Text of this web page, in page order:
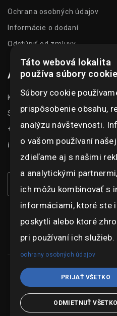
Ochrana osobných údajov
Informácie o dodaní
Odstúpiť od zmluvy
Adresa
Kasarenská 1504/51
Senica 905 01
+421 948 073 915
info@ghexpo.sk
Copyright © ghexpo 2026,
konkurencieschopnosti
Táto webová lokalita
používa súbory
Súbory cookie
prispôsobenie obsahu,
analýzu návštevnosti.
o vašom používaní
zdieľame aj s našimi
a analytickými
ich môžu kombinovať s
informáciami, ktoré ste
poskytli alebo ktoré
pri používaní ich služieb.
ochrany osobných údajov
PRIJAŤ VŠETKO
ODMIETNUŤ VŠETKO